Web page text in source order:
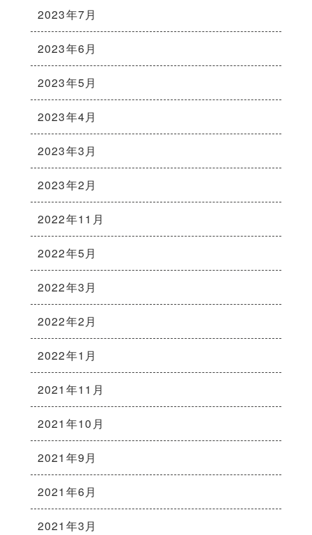
2023年7月
2023年6月
2023年5月
2023年4月
2023年3月
2023年2月
2022年11月
2022年5月
2022年3月
2022年2月
2022年1月
2021年11月
2021年10月
2021年9月
2021年6月
2021年3月